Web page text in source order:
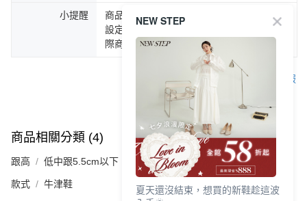
小提醒
商品圖片顏色會因拍攝燈光環境或個人螢幕
設定不同，而造成部份色差現象，顏色以實
際商品為主。
客服
商品相關分類 (4) 查看全部
跟高 低中跟5.5cm以下
款式 牛津鞋
NEW STEP
夏天還沒結束，想買的新鞋趁這波